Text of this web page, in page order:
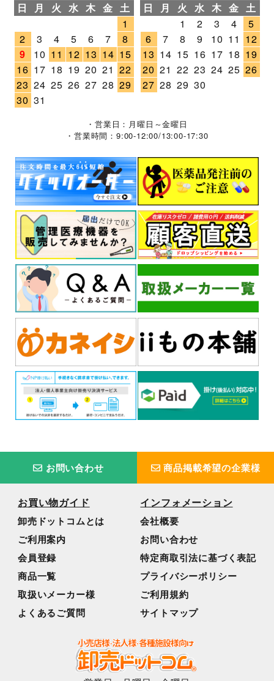
日
月 火 水 木 金 土
1
2
3 4 5 6 7
8
9
10 11 12 13 14 15
16 17 18 19 20 21 22
23 24 25 26 27 28 29
30 31
日
月 火 水 木 金 土
1
2 3 4
5
6
7 8 9 10 11 12
13 14 15 16 17 18 19
20 21 22 23 24 25 26
27 28 29 30
・営業日：月曜日～金曜日
・営業時間：9:00-12:00/13:00-17:30
お問い合わせ 商品掲載希望の企業様
お買い物ガイド
卸売ドットコムとは
ご利用案内
会員登録
商品一覧
取扱いメーカー様
よくあるご質問
インフォメーション
会社概要
お問い合わせ
特定商取引法に基づく表記
プライバシーポリシー
ご利用規約
サイトマップ